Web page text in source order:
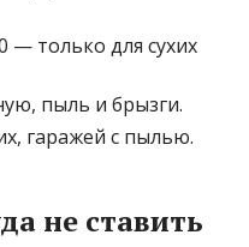
— только для сухих
пыль и брызги.
гаражей с пылью.
не ставить